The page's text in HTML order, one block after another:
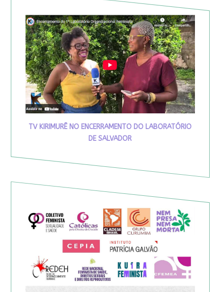
TV KIRIMURÊ NO ENCERRAMENTO DO LABORATÓRIO
DE SALVADOR